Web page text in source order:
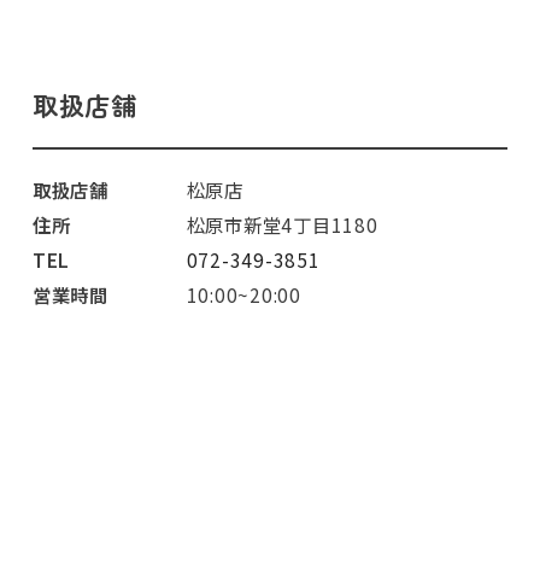
取扱店舗
取扱店舗
松原店
住所
松原市新堂4丁目1180
TEL
072-349-3851
営業時間
10:00~20:00